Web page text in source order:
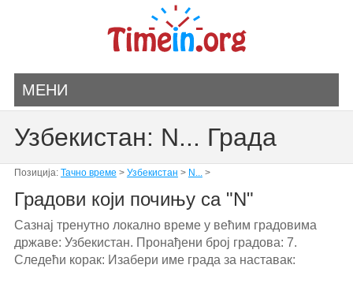
МЕНИ
Узбекистан: N... Града
Позиција: Тачно време > Узбекистан > N...>
Градови који почињу са "N"
Сазнај тренутно локално време у већим градовима
државе: Узбекистан. Пронађени број градова: 7.
Следећи корак: Изабери име града за наставак: